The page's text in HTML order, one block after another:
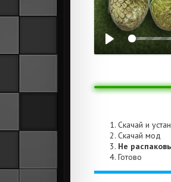
Скачай и
Скачай мод
Не
Готово